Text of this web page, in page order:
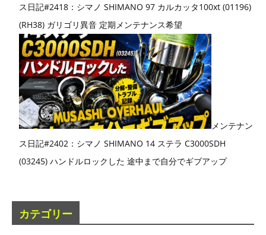
ス日記#2418：シマノ SHIMANO 97 カルカッタ100xt (01196)
(RH38) ガリゴリ異音 定期メンテナンス希望
メンテナン
ス日記#2402：シマノ SHIMANO 14 ステラ C3000SDH
(03245) ハンドルロックした 途中まで自分でギブアップ
カテゴリー